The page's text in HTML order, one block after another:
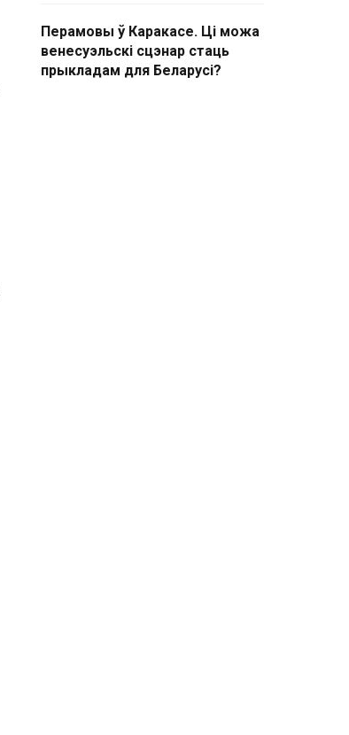
Перамовы ў Каракасе. Ці можа
венесуэльскі сцэнар стаць
прыкладам для Беларусі?